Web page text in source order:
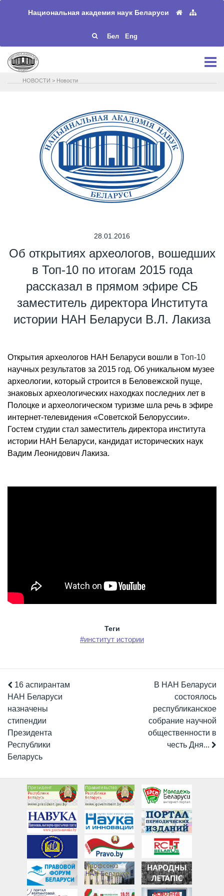
Национальная академия наук Беларуси
Бел Eng
НОВОСТИ > Новости
28.01.2016
Об открытиях археологов, вошедших
в Топ-10 по итогам 2015 года
рассказал в прямом эфире СБ
заместитель директора Института
истории НАН Беларуси В.Л. Лакиза
Открытия археологов НАН Беларуси вошли в Топ-10
научных результатов за 2015 год. Об уникальном музее
археологии, который строится в Беловежской пуще,
знаковых археологических находках последних лет в
Полоцке и археологическом туризме шла речь в эфире
интернет-телевидения «Советской Белоруссии».
Гостем студии стал заместитель директора института
истории НАН Беларуси, кандидат исторических наук
Вадим Леонидович Лакиза.
Теги
#институт истории
16 аспирантам
НАН Беларуси
назначены
стипендии
Президента
Республики
Беларусь
В НАН Беларуси
состоялось
республиканское
собрание научной
общественности в
честь Дня...